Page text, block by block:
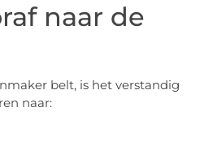
naar de
belt, is het verstandig
naar: